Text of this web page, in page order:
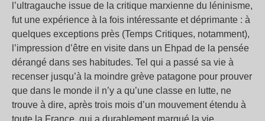
l’ultragauche issue de la critique marxienne du léninisme,
fut une expérience à la fois intéressante et déprimante : à
quelques exceptions près (Temps Critiques, notamment),
l’impression d’être en visite dans un Ehpad de la pensée
dérangé dans ses habitudes. Tel qui a passé sa vie à
recenser jusqu’à la moindre grève patagone pour prouver
que dans le monde il n’y a qu’une classe en lutte, ne
trouve à dire, après trois mois d’un mouvement étendu à
toute la France, qui a durablement marqué la vie